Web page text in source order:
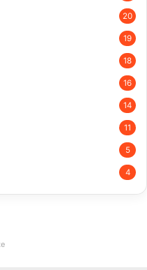
20
19
18
16
14
11
5
4